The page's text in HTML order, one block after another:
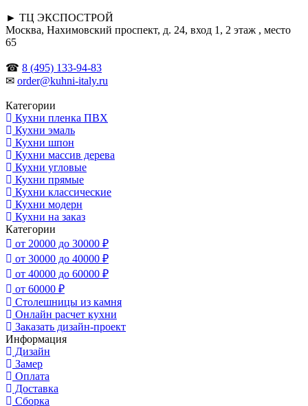
► ТЦ ЭКСПОСТРОЙ
Москва, Нахимовский проспект, д. 24, вход 1, 2 этаж , место
65
☎ 8 (495) 133-94-83
✉ order@kuhni-italy.ru
Категории
Кухни пленка ПВХ
Кухни эмаль
Кухни шпон
Кухни массив дерева
Кухни угловые
Кухни прямые
Кухни классические
Кухни модерн
Кухни на заказ
Категории
от 20000 до 30000 ₽
от 30000 до 40000 ₽
от 40000 до 60000 ₽
от 60000 ₽
Столешницы из камня
Онлайн расчет кухни
Заказать дизайн-проект
Информация
Дизайн
Замер
Оплата
Доставка
Сборка